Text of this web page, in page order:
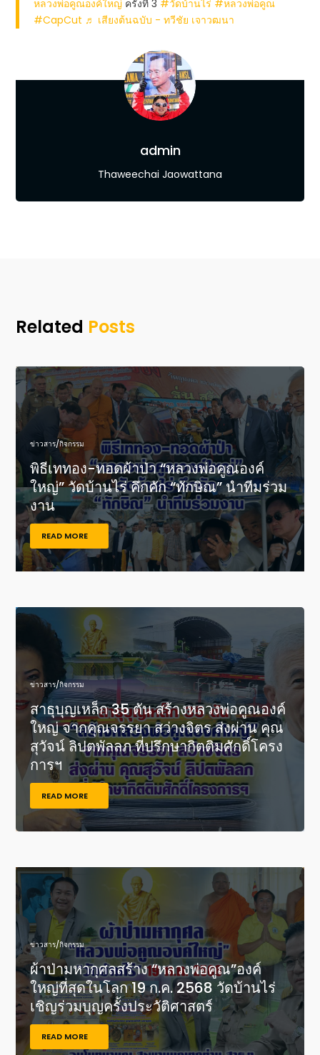
หลวงพ่อคูณองค์ใหญ่ ครั้งที่ 3 #วัดบ้านไร่ #หลวงพ่อคูณ
#CapCut ♬ เสียงต้นฉบับ - ทวีชัย เจาวฒนา
admin
Thaweechai Jaowattana
Related Posts
ข่าวสาร/กิจกรรม
พิธีเททอง-ทอดผ้าป่า “หลวงพ่อคูณองค์
ใหญ่” วัดบ้านไร่ คึกคัก “ทักษิณ” นำทีมร่วม
งาน
READ MORE
ข่าวสาร/กิจกรรม
สาธุบุญเหล็ก 35 ตัน สร้างหลวงพ่อคูณองค์
ใหญ่ จากคุณจรรยา สว่างจิตร ส่งผ่าน คุณ
สุวัจน์ ลิปตพัลลภ ที่ปรึกษากิตติมศักดิ์โครง
การฯ
READ MORE
ข่าวสาร/กิจกรรม
ผ้าป่ามหากุศลสร้าง “หลวงพ่อคูณ”องค์
ใหญ่ที่สุดในโลก 19 ก.ค. 2568 วัดบ้านไร่
เชิญร่วมบุญครั้งประวัติศาสตร์
READ MORE